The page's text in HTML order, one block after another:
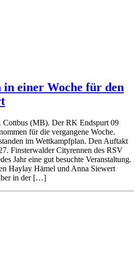
in einer Woche für den
Cottbus (MB). Der RK Endspurt 09
für die vergangene Woche.
im Wettkampfplan. Den Auftakt
Finsterwalder Cityrennen des RSV
Jahr eine gut besuchte Veranstaltung.
Haylay Hämel und Anna Siewert
in der […]